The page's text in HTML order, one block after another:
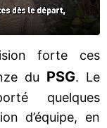
forte ces
du PSG. Le
quelques
d’équipe, en